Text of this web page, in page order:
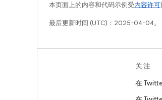
本页面上的内容和代码示例受内容许可
最后更新时间 (UTC)：2025-04-04。
关注
在